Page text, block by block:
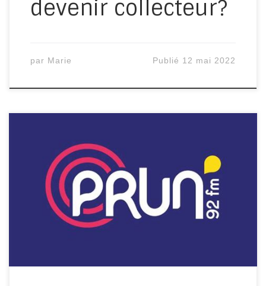
devenir collecteur?
par Marie Publié 12 mai 2022
Lundi 09 mai 2022, Marie, chargée
de projet du volet Histoires de
Territoires répondaient aux
questions de Périne sur Prun’, la
radio associative nantaise, dans